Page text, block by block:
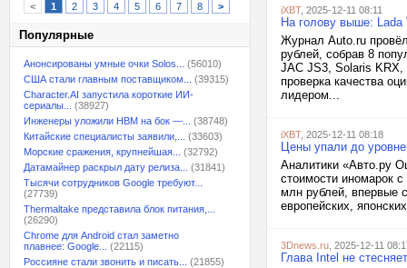
< 1 2 3 4 5 6 7 8 >
Популярные
Анонсированы умные очки Solos...
(56010)
США стали главным поставщиком...
(39315)
Character.AI запустила короткие ИИ-
сериалы...
(38927)
Инженеры уложили HBM на бок —...
(38748)
Китайские специалисты заявили,...
(33603)
Морские сражения, крупнейшая...
(32792)
Датамайнер раскрыл дату релиза...
(31841)
Тысячи сотрудников Google требуют...
(27739)
Thermaltake представила блок питания,...
(26290)
Chrome для Android стал заметно
плавнее: Google...
(22115)
Россияне стали звонить и писать...
(21855)
iXBT, 2025-12-11 08:11
На голову выше: Lada
Журнал Auto.ru
рублей, собрав 8
JAC JS3, Solaris
проверка качества
лидером...
iXBT, 2025-12-11 08:18
Цены упали до
Аналитики «Авто.ру
стоимости иномарок
млн рублей, впервые
европейских,
3Dnews.ru , 2025-12-11
Глава Intel не